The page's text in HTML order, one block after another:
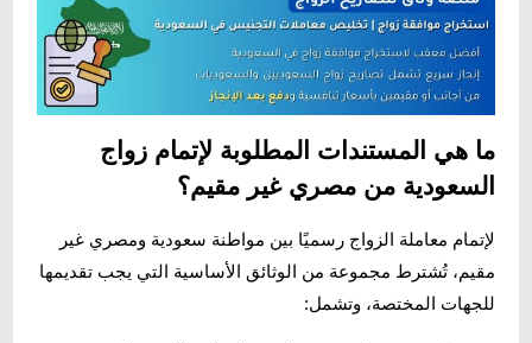
ما هي المستندات المطلوبة لإتمام زواج
السعودية من مصري غير مقيم؟
لإتمام معاملة الزواج رسميًا بين مواطنة سعودية ومصري غير
مقيم، تُشترط مجموعة من الوثائق الأساسية التي يجب تقديمها
للجهات المختصة، وتشمل: